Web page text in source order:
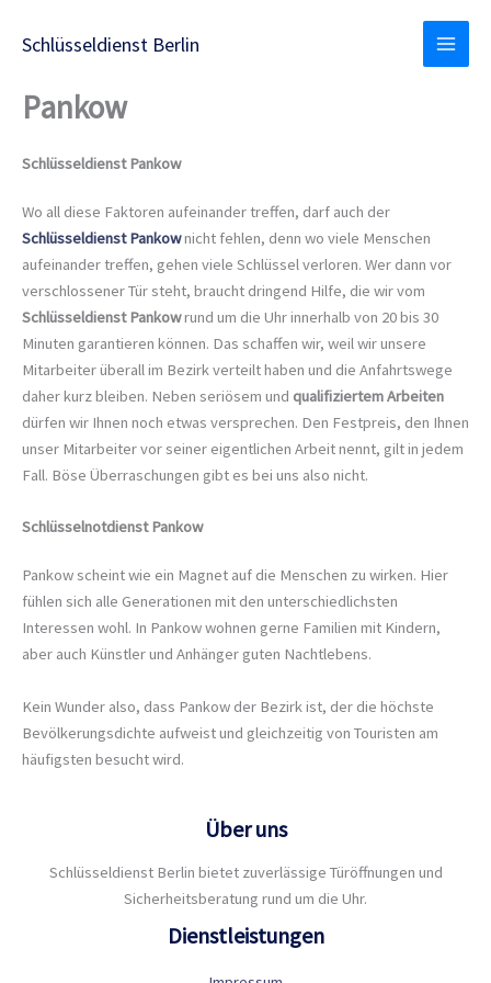
InhaltSchlüsseldienst Berlin
Pankow
Schlüsseldienst Pankow
Wo all diese Faktoren aufeinander treffen, darf auch der
Schlüsseldienst Pankownicht fehlen, denn wo viele Menschen
aufeinander treffen, gehen viele Schlüssel verloren. Wer dann vor
verschlossener Tür steht, braucht dringend Hilfe, die wir vom
Schlüsseldienst Pankowrund um die Uhr innerhalb von 20 bis 30
Minuten garantieren können. Das schaffen wir, weil wir unsere
Mitarbeiter überall im Bezirk verteilt haben und die Anfahrtswege
daher kurz bleiben. Neben seriösem und qualifiziertem Arbeiten
dürfen wir Ihnen noch etwas versprechen. Den Festpreis, den Ihnen
unser Mitarbeiter vor seiner eigentlichen Arbeit nennt, gilt in jedem
Fall. Böse Überraschungen gibt es bei uns also nicht.
SchlüsselnotdienstPankow
Pankow scheint wie ein Magnet auf die Menschen zu wirken. Hier
fühlen sich alle Generationen mit den unterschiedlichsten
Interessen wohl. In Pankow wohnen gerne Familien mit Kindern,
aber auch Künstler und Anhänger guten Nachtlebens.
Kein Wunder also, dass Pankow der Bezirk ist, der die höchste
Bevölkerungsdichte aufweist und gleichzeitig von Touristen am
häufigsten besucht wird.
Über uns
Schlüsseldienst Berlin bietet zuverlässige Türöffnungen und
Sicherheitsberatung rund um die Uhr.
Dienstleistungen